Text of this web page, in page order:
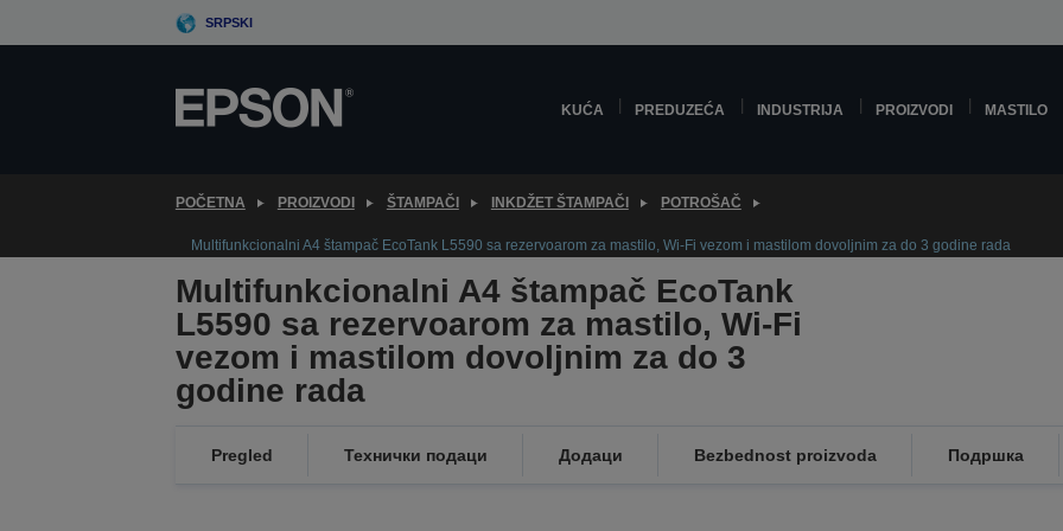
to
SRPSKI
KUĆA PREDUZEĆA INDUSTRIJA PROIZVODI MASTILO
POČETNA PROIZVODI ŠTAMPAČI INKDŽET ŠTAMPAČI POTROŠAČ
Multifunkcionalni A4 štampač EcoTank L5590 sa rezervoarom za mastilo, Wi-Fi vezom i mastilom dovoljnim za do 3 godine rada
Multifunkcionalni A4 štampač EcoTank
L5590 sa rezervoarom za mastilo, Wi-Fi
vezom i mastilom dovoljnim za do 3
godine rada
Pregled Технички подаци Додаци Bezbednost proizvoda Подршка